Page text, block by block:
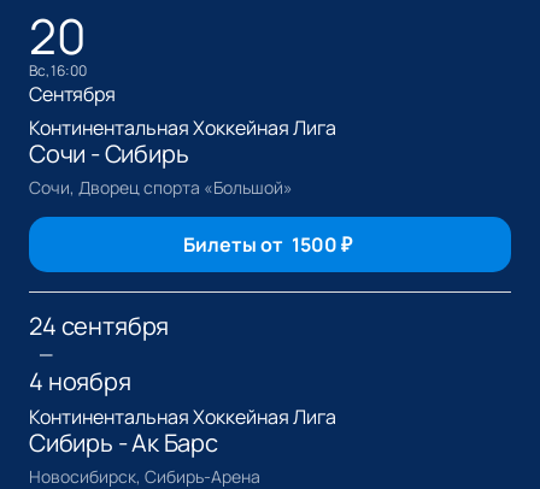
20
вс, 16:00
Сентября
Континентальная Хоккейная Лига
Сочи - Сибирь
Сочи, Дворец спорта «Большой»
Билеты от 1500₽
24 сентября
—
4 ноября
Континентальная Хоккейная Лига
Сибирь - Ак Барс
Новосибирск, Сибирь-Арена